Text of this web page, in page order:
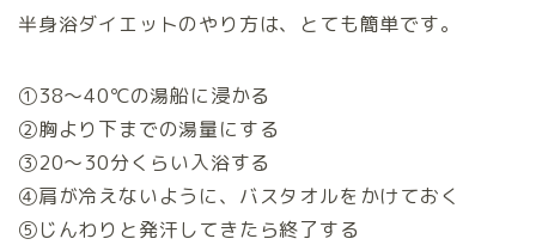
半身浴ダイエットのやり方は、とても簡単です。
①38～40℃の湯船に浸かる
②胸より下までの湯量にする
③20～30分くらい入浴する
④肩が冷えないように、バスタオルをかけておく
⑤じんわりと発汗してきたら終了する